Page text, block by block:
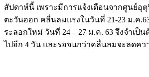
สัปดาห์นี้ เพราะมีการแจ้งเตือนจากศูนย์อุ
ตะวันออก คลื่นลมแรงในวันที่ 21-23 ม.ค
ระลอกใหม่ วันที่ 24 – 27 ม.ค. 63 จึงจำเป็
ไปอีก 4 วัน และรอจนกว่าคลื่นลมจะลดคว